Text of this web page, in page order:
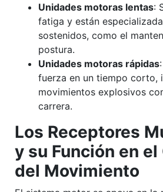
Unidades motoras lentas:
fatiga y están
sostenidos, como el
postura.
Unidades motoras rápidas
fuerza en un tiempo corto,
movimientos explosivos
carrera.
Los Receptores
y su Función en
del Movimiento